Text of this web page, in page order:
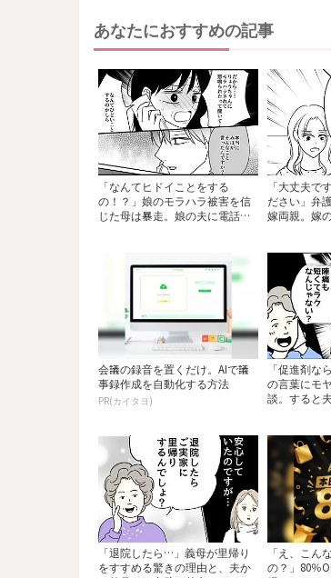
あなたにおすすめの記事
「なんてヒドイことをする
の！？」娘のモラハラ被害を信
じた母は暴走。娘の夫に電話
「大丈夫で
ださい」弁
嫁両親。嫁
会議の録音を置くだけ。AIで議
事録作成を自動化する方法
PR(カイタヨ)
「促進剤な
の言葉にモ
談。すると
「退院したら…」義母が里帰り
をすすめる驚きの理由と、夫か
「え、こん
の？」80％